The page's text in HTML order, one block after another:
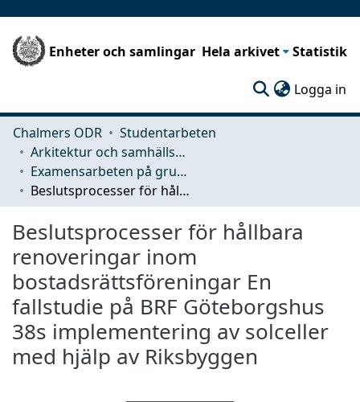
Enheter och samlingar Hela arkivet Statistik
Logga in
Chalmers ODR
Studentarbeten
Arkitektur och samhällsbyggnadsteknik (ACE)
Examensarbeten på grundnivå
Beslutsprocesser för hållbara renoveringar inom bostadsrättsföreningar En fallstudie på BRF Göteborgshus 38s implementering av solceller med hjälp av Riksbyggen
Beslutsprocesser för hållbara
renoveringar inom
bostadsrättsföreningar En
fallstudie på BRF Göteborgshus
38s implementering av solceller
med hjälp av Riksbyggen